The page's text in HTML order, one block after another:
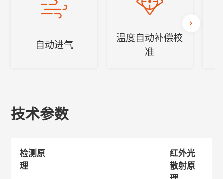
自动进气
温度自动补偿校
准
技术参数
检测原
理
红外光
散射原